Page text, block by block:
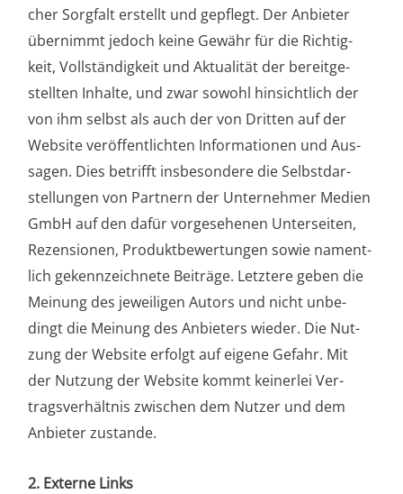
cher Sorg­falt erstellt und gepflegt. Der Anbie­ter
über­nimmt jedoch kei­ne Gewähr für die Rich­tig­
keit, Voll­stän­dig­keit und Aktua­li­tät der bereit­ge­
stell­ten Inhal­te, und zwar so­wohl hin­sicht­lich der
von ihm selbst als auch der von Drit­ten auf der
Web­site ver­öf­fent­li­chten In­for­ma­tio­nen und Aus­
sa­gen. Dies betrifft ins­be­son­de­re die Selbst­dar­
stel­lun­gen von Part­nern der Unter­nehmer Me­dien
GmbH auf den da­für vor­ge­se­he­nen Unter­sei­ten,
Rezen­sio­nen, Pro­dukt­be­wer­tun­gen so­wie na­ment­
lich gekenn­zeich­ne­te Bei­trä­ge. Letz­te­re geben die
Mei­nung des jewei­li­gen Autors und nicht unbe­
dingt die Mei­nung des Anbie­ters wie­der. Die Nut­
zung der Web­site erfolgt auf eige­ne Ge­fahr. Mit
der Nut­zung der Web­site kommt kei­ner­lei Ver­
trags­ver­hält­nis zwi­schen dem Nut­zer und dem
Anbie­ter zustande.
2. Exter­ne Links